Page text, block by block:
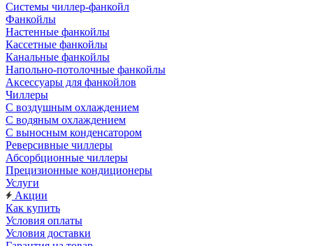
Системы чиллер-фанкойл
Фанкойлы
Настенные фанкойлы
Кассетные фанкойлы
Канальные фанкойлы
Напольно-потолочные фанкойлы
Аксессуары для фанкойлов
Чиллеры
С воздушным охлаждением
С водяным охлаждением
С выносным конденсатором
Реверсивные чиллеры
Абсорбционные чиллеры
Прецизионные кондиционеры
Услуги
Акции
Как купить
Условия оплаты
Условия доставки